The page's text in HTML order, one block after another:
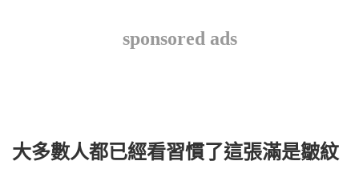
sponsored ads
大多數人都已經看習慣了這張滿是皺紋